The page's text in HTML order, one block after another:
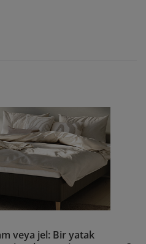
veya jel: Bir yatak